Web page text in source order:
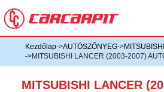
Kezdőlap->AUTÓSZŐNYEG->
->MITSUBISHI LANCER (2003-2007)
MITSUBISHI LANCER